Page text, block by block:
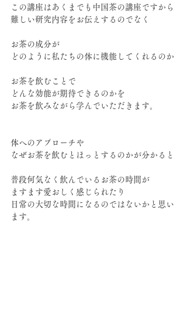
この講座はあくまでも中国茶の講座ですから
難しい研究内容をお伝えするのでなく
お茶の成分が
どのように私たちの体に機能してくれるのか
お茶を飲むことで
どんな効能が期待できるのかを
お茶を飲みながら学んでいただきます。
体へのアプローチや
なぜお茶を飲むとほっとするのかが分かると
普段何気なく飲んでいるお茶の時間が
ますます愛おしく感じられたり
日常の大切な時間になるのではないかと思い
ます。